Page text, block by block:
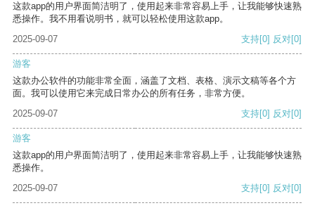
这款app的用户界面简洁明了，使用起来非常容易上手，让我能够快速熟
悉操作。我不用看说明书，就可以轻松使用这款app。
2025-09-07
支持[0] 反对[0]
游客
这款办公软件的功能非常全面，涵盖了文档、表格、演示文稿等各个方
面。我可以使用它来完成日常办公的所有任务，非常方便。
2025-09-07
支持[0] 反对[0]
游客
这款app的用户界面简洁明了，使用起来非常容易上手，让我能够快速熟
悉操作。
2025-09-07
支持[0] 反对[0]